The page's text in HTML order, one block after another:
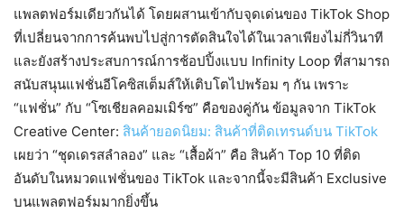
แพลตฟอร์มเดียวกันได้ โดยผสานเข้ากับจุดเด่นของ TikTok Shop
ที่เปลี่ยนจากการค้นพบไปสู่การตัดสินใจได้ในเวลาเพียงไม่กี่วินาที
และยังสร้างประสบการณ์การช้อปปิ้งแบบ Infinity Loop ที่สามารถ
สนับสนุนแฟชั่นอีโคซิสเต็มส์ให้เติบโตไปพร้อม ๆ กัน เพราะ
“แฟชั่น” กับ “โซเชียลคอมเมิร์ซ” คือของคู่กัน ข้อมูลจาก TikTok
Creative Center: สินค้ายอดนิยม: สินค้าที่ติดเทรนด์บน TikTok
เผยว่า “ชุดเดรสลำลอง” และ “เสื้อผ้า” คือ สินค้า Top 10 ที่ติด
อันดับในหมวดแฟชั่นของ TikTok และจากนี้จะมีสินค้า Exclusive
บนแพลตฟอร์มมากยิ่งขึ้น